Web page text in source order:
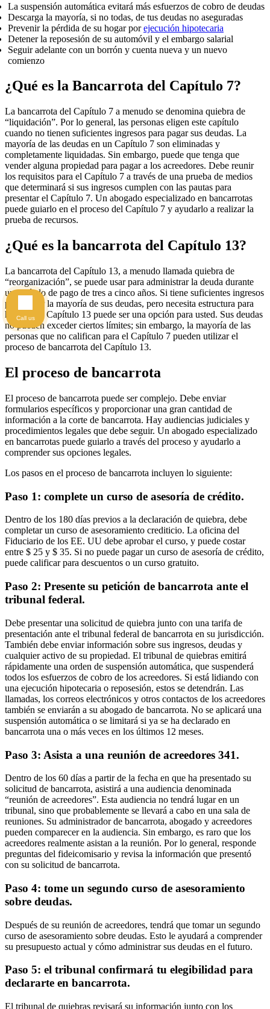
La suspensión automática evitará más esfuerzos de cobro de deudas
Descarga la mayoría, si no todas, de tus deudas no aseguradas
Prevenir la pérdida de su hogar porejecución hipotecaria
Detener la reposesión de su automóvil y el embargo salarial
Seguir adelante con un borrón y cuenta nueva y un nuevo
comienzo
¿Qué es la Bancarrota del Capítulo 7?
La bancarrota del Capítulo 7 a menudo se denomina quiebra de
“liquidación”. Por lo general, las personas eligen este capítulo
cuando no tienen suficientes ingresos para pagar sus deudas. La
mayoría de las deudas en un Capítulo 7 son eliminadas y
completamente liquidadas. Sin embargo, puede que tenga que
vender alguna propiedad para pagar a los acreedores. Debe reunir
los requisitos para el Capítulo 7 a través de una prueba de medios
que determinará si sus ingresos cumplen con las pautas para
presentar el Capítulo 7. Un abogado especializado en bancarrotas
puede guiarlo en el proceso del Capítulo 7 y ayudarlo a realizar la
prueba de recursos.
¿Qué es la bancarrota del Capítulo 13?
La bancarrota del Capítulo 13, a menudo llamada quiebra de
“reorganización”, se puede usar para administrar la deuda durante
un período de pago de tres a cinco años. Si tiene suficientes ingresos
para pagar la mayoría de sus deudas, pero necesita estructura para
hacerlo, el Capítulo 13 puede ser una opción para usted. Sus deudas
no pueden exceder ciertos límites; sin embargo, la mayoría de las
personas que no califican para el Capítulo 7 pueden utilizar el
proceso de bancarrota del Capítulo 13.
El proceso de bancarrota
El proceso de bancarrota puede ser complejo. Debe enviar
formularios específicos y proporcionar una gran cantidad de
información a la corte de bancarrota. Hay audiencias judiciales y
procedimientos legales que debe seguir. Un abogado especializado
en bancarrotas puede guiarlo a través del proceso y ayudarlo a
comprender sus opciones legales.
Los pasos en el proceso de bancarrota incluyen lo siguiente:
Paso 1: complete un curso de asesoría de crédito.
Dentro de los 180 días previos a la declaración de quiebra, debe
completar un curso de asesoramiento crediticio. La oficina del
Fiduciario de los EE. UU debe aprobar el curso, y puede costar
entre $ 25 y $ 35. Si no puede pagar un curso de asesoría de crédito,
puede calificar para descuentos o un curso gratuito.
Paso 2: Presente su petición de bancarrota ante el
tribunal federal.
Debe presentar una solicitud de quiebra junto con una tarifa de
presentación ante el tribunal federal de bancarrota en su jurisdicción.
También debe enviar información sobre sus ingresos, deudas y
cualquier activo de su propiedad. El tribunal de quiebras emitirá
rápidamente una orden de suspensión automática, que suspenderá
todos los esfuerzos de cobro de los acreedores. Si está lidiando con
una ejecución hipotecaria o reposesión, estos se detendrán. Las
llamadas, los correos electrónicos y otros contactos de los acreedores
también se enviarán a su abogado de bancarrota. No se aplicará una
suspensión automática o se limitará si ya se ha declarado en
bancarrota una o más veces en los últimos 12 meses.
Paso 3: Asista a una reunión de acreedores 341.
Dentro de los 60 días a partir de la fecha en que ha presentado su
solicitud de bancarrota, asistirá a una audiencia denominada
“reunión de acreedores”. Esta audiencia no tendrá lugar en un
tribunal, sino que probablemente se llevará a cabo en una sala de
reuniones. Su administrador de bancarrota, abogado y acreedores
pueden comparecer en la audiencia. Sin embargo, es raro que los
acreedores realmente asistan a la reunión. Por lo general, responde
preguntas del fideicomisario y revisa la información que presentó
con su solicitud de bancarrota.
Paso 4: tome un segundo curso de asesoramiento
sobre deudas.
Después de su reunión de acreedores, tendrá que tomar un segundo
curso de asesoramiento sobre deudas. Esto le ayudará a comprender
su presupuesto actual y cómo administrar sus deudas en el futuro.
Paso 5: el tribunal confirmará tu elegibilidad para
declararte en bancarrota.
El tribunal de quiebras revisará su información junto con los
Call us